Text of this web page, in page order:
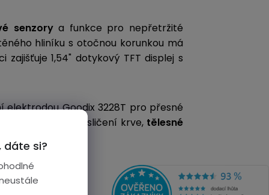
dáte si?
senzorya funkce pro nepřetržité
hliníku s otočnou korunkou má
1,54" dotykový TFT displej s
elektrodou Goodix 3228T pro přesné
, okysličení krve, tělesné